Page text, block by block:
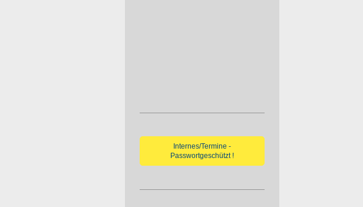
Internes/Termine -
Passwortgeschützt !